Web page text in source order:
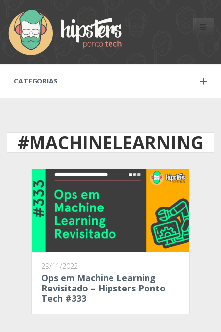
Toggle
CATEGORIAS
#MACHINELEARNING
29/11/2022
Ops em Machine Learning
Revisitado – Hipsters Ponto
Tech #333